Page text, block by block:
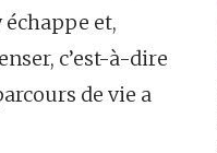
échappe et,
c’est-à-dire
de vie a